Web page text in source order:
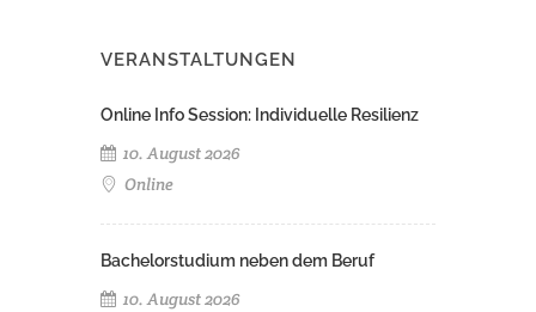
VERANSTALTUNGEN
Online Info Session: Individuelle Resilienz
10. August 2026
Online
Bachelorstudium neben dem Beruf
10. August 2026